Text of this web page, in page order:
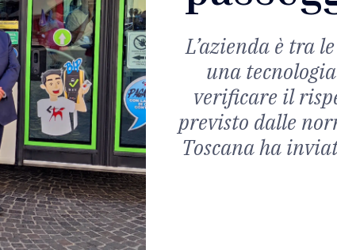
L’azienda è tra
una
verificare il
previsto dalle
Toscana ha